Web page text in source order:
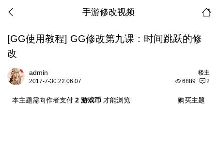
手游修改视频
[GG使用教程] GG修改第九课：时间跳跃的修
改
楼主
admin
6889 2
2017-7-30 22:06:07
购买主题
本主题需向作者支付 2 游戏币 才能浏览